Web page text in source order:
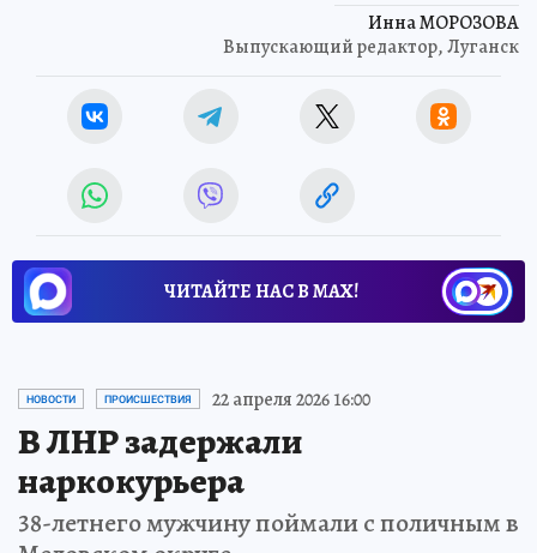
Инна МОРОЗОВА
Выпускающий редактор, Луганск
ЧИТАЙТЕ НАС В МАХ!
НОВОСТИ ПРОИСШЕСТВИЯ 22 апреля 2026 16:00
В ЛНР задержали
наркокурьера
38-летнего мужчину поймали с поличным в